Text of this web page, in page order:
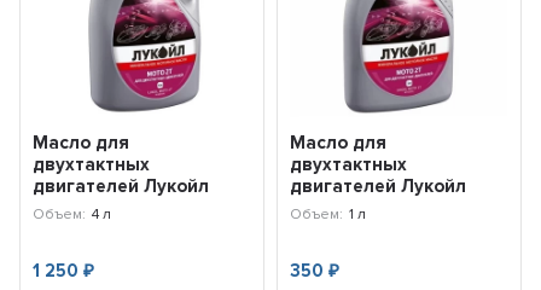
Масло для
двухтактных
двигателей Лукойл
Мото 2Т (4л) 19557
Объем: 4 л
1 250₽
Масло для
двухтактных
двигателей Лукойл
Мото 2Т (1л) 19556
Объем: 1 л
350 ₽